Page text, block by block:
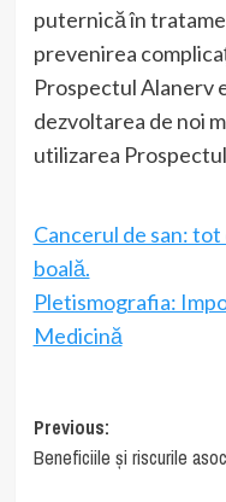
puternică în
prevenirea
Prospectul Alanerv
dezvoltarea de noi
utilizarea
Cancerul de san:
boală.
Pletismografia:
Medicină
Post
navigation
Previous:
Beneficiile și riscurile